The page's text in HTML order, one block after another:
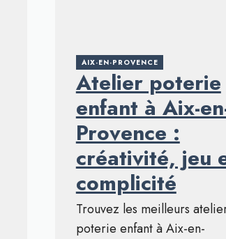
AIX-EN-PROVENCE
Atelier poterie
enfant à Aix-
Provence :
créativité, jeu
complicité
Trouvez les meilleurs
poterie enfant à Aix-en-